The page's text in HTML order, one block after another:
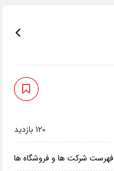
120 بازدید
فهرست شرکت ها و فروشگاه ها